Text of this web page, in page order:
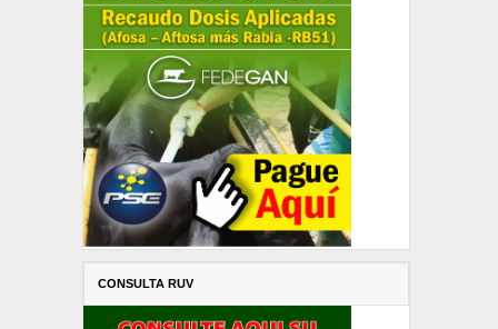
CONSULTA RUV